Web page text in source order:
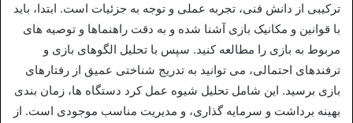
ترکیبی از دانش فنی، تجربه عملی و توجه به جزئیات است. ابتدا، باید
با قوانین و مکانیک بازی آشنا شده و به دقت راهنماها و توصیه‌ های
مربوط به بازی را مطالعه کنید. سپس با تحلیل الگوهای بازی و
ترفندهای احتمالی، می‌ توانید به تدریج شناختی عمیق از رفتارهای
بازی برسید. این شامل تحلیل شیوه عمل کرد دستگاه‌ ها، زمان بندی
بهینه برداشت و سرمایه‌ گذاری، و مدیریت مناسب موجودی است. از